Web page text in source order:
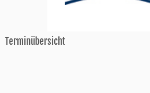
Terminübersicht